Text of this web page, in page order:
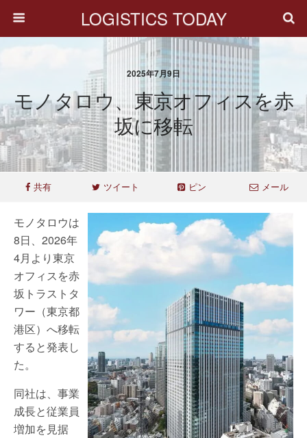
LOGISTICS TODAY
2025年7月9日
モノタロウ、東京オフィスを赤
坂に移転
共有 ツイート ピン メール
モノタロウは
8日、2026年
4月より東京
オフィスを赤
坂トラストタ
ワー（東京都
港区）へ移転
すると発表し
た。
同社は、事業
成長と従業員
増加を見据